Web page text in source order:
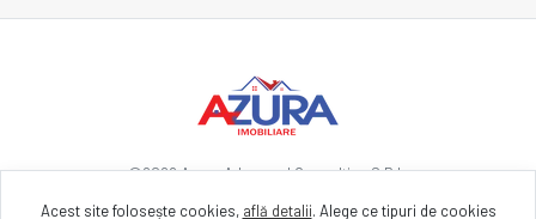
©2026Azura Advanced Consulting S.R.L.
Acest site folosește cookies, află detalii. Alege ce tipuri de cookies